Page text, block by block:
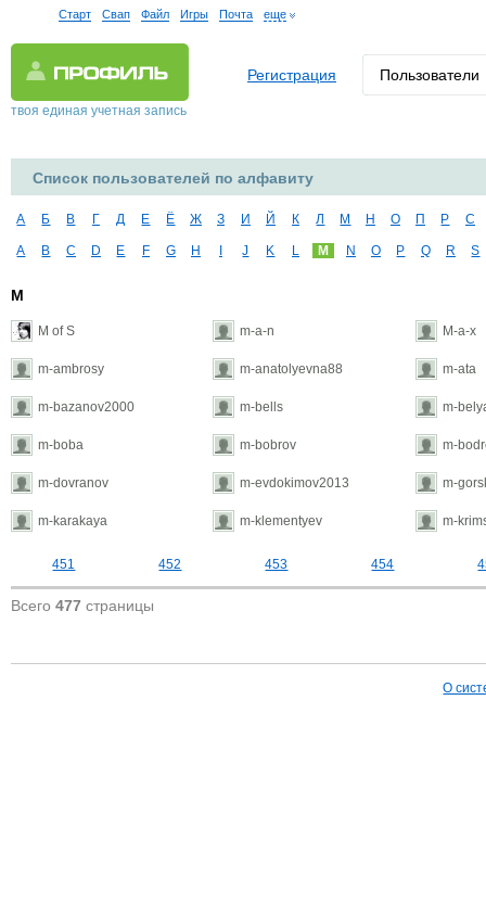
Старт Свап Файл Игры Почта еще
твоя единая учетная запись
Регистрация Пользователи
Список пользователей по алфавиту
А Б В Г Д Е Ё Ж З И Й К Л М Н О П Р С
A B C D E F G H J K L M N O P Q R S
M
M of S m-a-n M-a-x
m-ambrosy m-anatolyevna88 m-ata
m-bazanov2000 m-bells m-
m-boba m-bobrov m-
m-dovranov m-evdokimov2013 m-
m-karakaya m-klementyev m-
451 452 453 454
Всего 477 страницы
О